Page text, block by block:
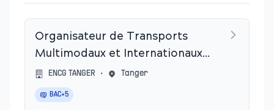
Organisateur de Transports
Multimodaux et Internationaux
des Marchandises
ENCG TANGER • Tanger
BAC+5